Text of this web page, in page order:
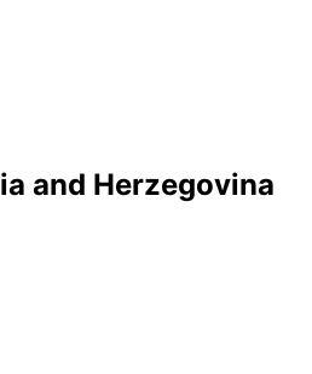
and Herzegovina